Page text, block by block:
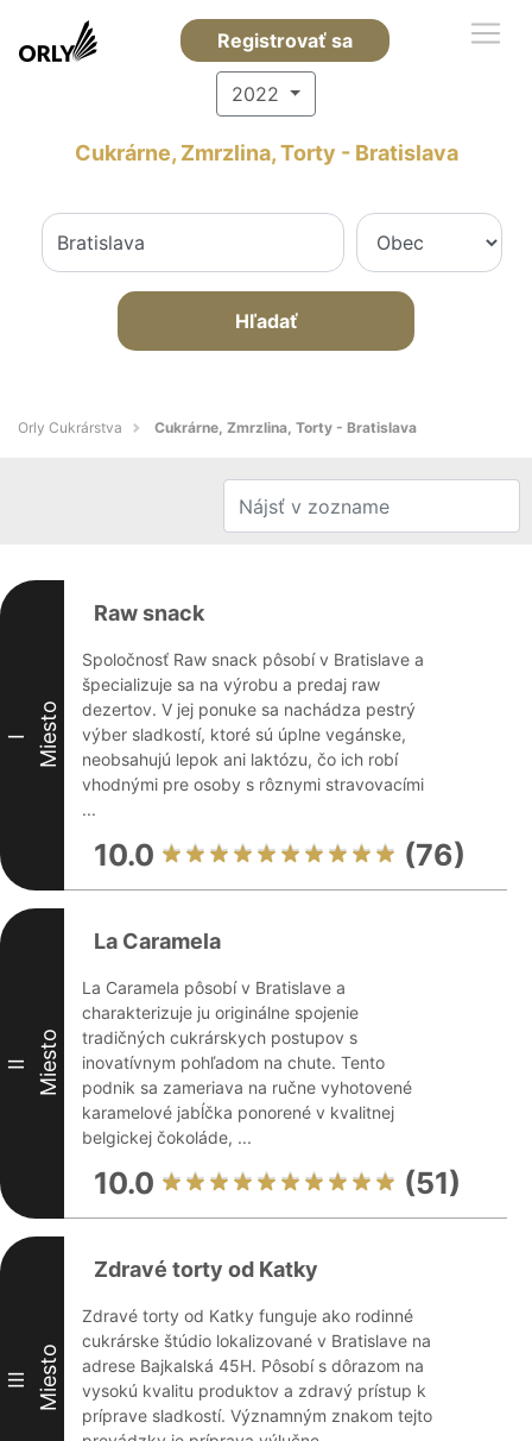
Registrovať sa
2022
Cukrárne, Zmrzlina, Torty - Bratislava
Hľadať
Orly Cukrárstva Cukrárne, Zmrzlina, Torty - Bratislava
I Miesto
Raw snack
Spoločnosť Raw snack pôsobí v Bratislave a
špecializuje sa na výrobu a predaj raw
dezertov. V jej ponuke sa nachádza pestrý
výber sladkostí, ktoré sú úplne vegánske,
neobsahujú lepok ani laktózu, čo ich robí
vhodnými pre osoby s rôznymi stravovacími
...
10.0 (76)
II Miesto
La Caramela
La Caramela pôsobí v Bratislave a
charakterizuje ju originálne spojenie
tradičných cukrárskych postupov s
inovatívnym pohľadom na chute. Tento
podnik sa zameriava na ručne vyhotovené
karamelové jabĺčka ponorené v kvalitnej
belgickej čokoláde, ...
10.0 (51)
III Miesto
Zdravé torty od Katky
Zdravé torty od Katky funguje ako rodinné
cukrárske štúdio lokalizované v Bratislave na
adrese Bajkalská 45H. Pôsobí s dôrazom na
vysokú kvalitu produktov a zdravý prístup k
príprave sladkostí. Významným znakom tejto